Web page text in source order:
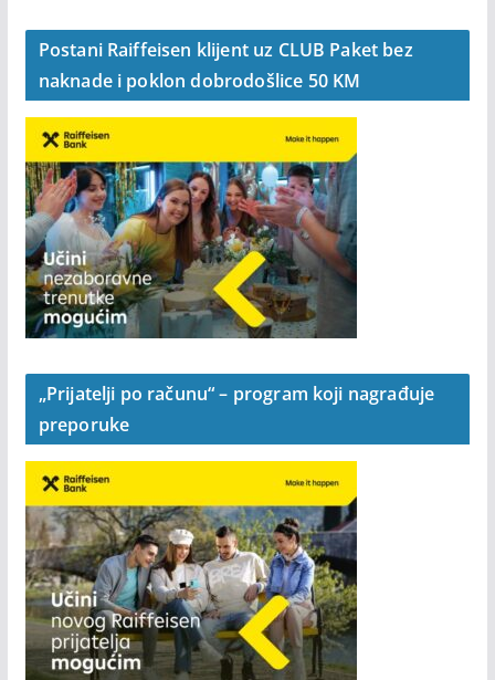
Postani Raiffeisen klijent uz CLUB Paket bez
naknade i poklon dobrodošlice 50 KM
„Prijatelji po računu“ – program koji nagrađuje
preporuke